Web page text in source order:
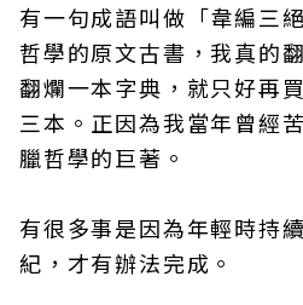
有一句成語叫做「韋編三
哲學的原文古書，我真的
翻爛一本字典，就只好再
三本。正因為我當年曾經
臘哲學的巨著。
有很多事是因為年輕時持
紀，才有辦法完成。